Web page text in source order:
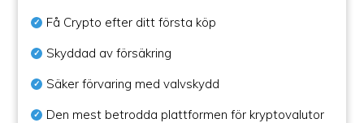
Få Crypto efter ditt första köp
Skyddad av försäkring
Säker förvaring med valvskydd
Den mest betrodda plattformen för kryptovalutor